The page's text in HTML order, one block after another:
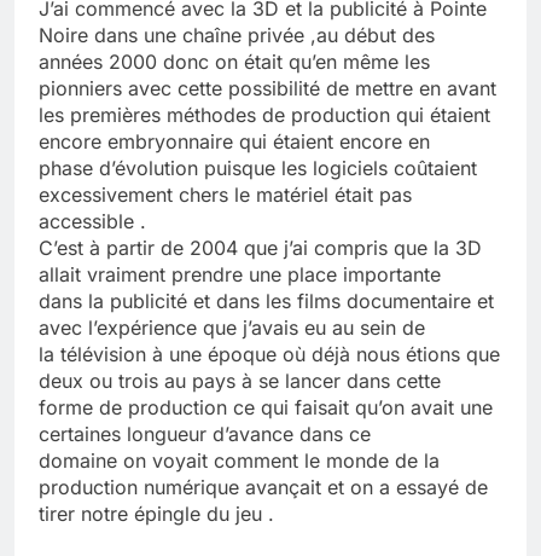
J’ai commencé avec la 3D et la publicité à Pointe
Noire dans une chaîne privée ,au début des
années 2000 donc on était qu’en même les
pionniers avec cette possibilité de mettre en avant
les premières méthodes de production qui étaient
encore embryonnaire qui étaient encore en
phase d’évolution puisque les logiciels coûtaient
excessivement chers le matériel était pas
accessible .
C’est à partir de 2004 que j’ai compris que la 3D
allait vraiment prendre une place importante
dans la publicité et dans les films documentaire et
avec l’expérience que j’avais eu au sein de
la télévision à une époque où déjà nous étions que
deux ou trois au pays à se lancer dans cette
forme de production ce qui faisait qu’on avait une
certaines longueur d’avance dans ce
domaine on voyait comment le monde de la
production numérique avançait et on a essayé de
tirer notre épingle du jeu .